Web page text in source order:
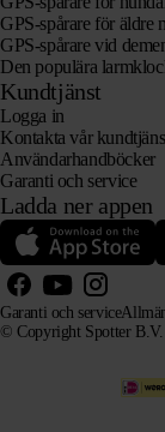
GPS-spårare för äldre
GPS-spårare vid
Den populära
Kundtjänst
Logga in
Kontakta vår
Användarhandböcker
Garanti och service
Ladda ner appen
© Copyright Spotter
Garanti och service